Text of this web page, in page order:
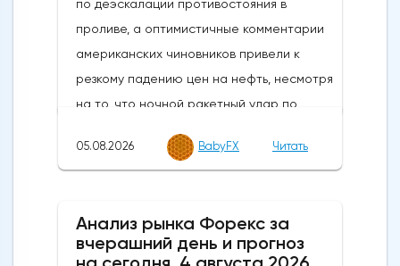
05.08.2026 BabyFX Читать
Анализ рынка Форекс за
вчерашний день и прогноз